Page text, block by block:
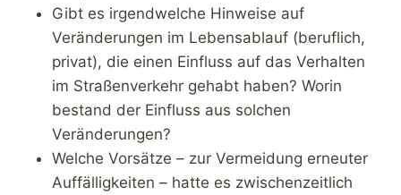
Gibt es irgendwelche Hinweise auf
Veränderungen im Lebensablauf (beruflich,
privat), die einen Einfluss auf das Verhalten
im Straßenverkehr gehabt haben? Worin
bestand der Einfluss aus solchen
Veränderungen?
Welche Vorsätze – zur Vermeidung erneuter
Auffälligkeiten – hatte es zwischenzeitlich